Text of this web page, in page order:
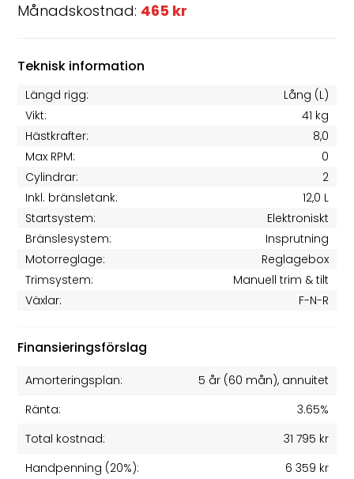
Månadskostnad: 465 kr
Teknisk information
Längd rigg:
Lång (L)
Vikt:
41 kg
Hästkrafter:
8,0
Max RPM:
0
Cylindrar:
2
Inkl. bränsletank:
12,0 L
Startsystem:
Elektroniskt
Bränslesystem:
Insprutning
Motorreglage:
Reglagebox
Trimsystem:
Manuell trim & tilt
Växlar:
F-N-R
Finansieringsförslag
Amorteringsplan: 5 år(60 mån), annuitet
Ränta:
3.65%
Total kostnad:
31 795 kr
Handpenning (20%):
6 359 kr